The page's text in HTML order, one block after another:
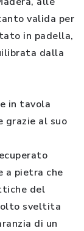
valida per
in padella,
dalla
in tavola
grazie al suo
a pietra che
del
sveltita
di un